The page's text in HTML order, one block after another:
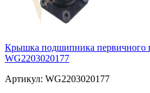
Крышка подшипника первичного
WG2203020177
Артикул: WG2203020177